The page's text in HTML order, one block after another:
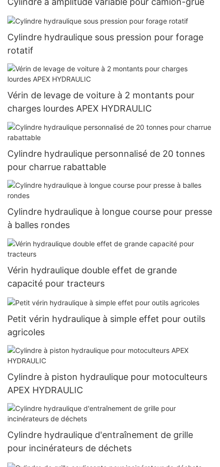
Cylindre hydraulique sous pression pour forage
rotatif
Vérin de levage de voiture à 2 montants pour
charges lourdes APEX HYDRAULIC
Cylindre hydraulique personnalisé de 20 tonnes
pour charrue rabattable
Cylindre hydraulique à longue course pour presse
à balles rondes
Vérin hydraulique double effet de grande
capacité pour tracteurs
Petit vérin hydraulique à simple effet pour outils
agricoles
Cylindre à piston hydraulique pour motoculteurs
APEX HYDRAULIC
Cylindre hydraulique d'entraînement de grille
pour incinérateurs de déchets